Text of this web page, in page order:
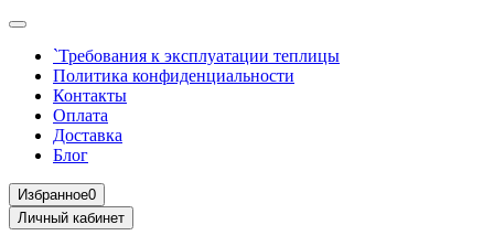
`Требования к эксплуатации теплицы
Политика конфиденциальности
Контакты
Оплата
Доставка
Блог
Избранное0
Личный кабинет